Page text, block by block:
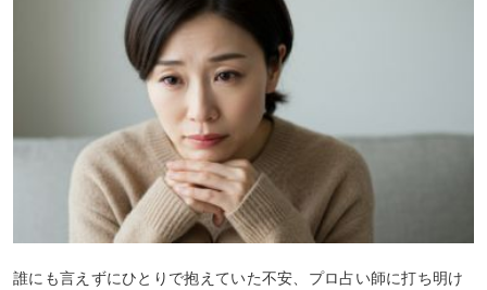
誰にも言えずにひとりで抱えていた不安、プロ占い師に打ち明け